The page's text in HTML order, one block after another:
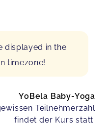
displayed in the
timezone!
YoBela Baby-Yoga
Teilnehmerzahl
findet der Kurs statt.